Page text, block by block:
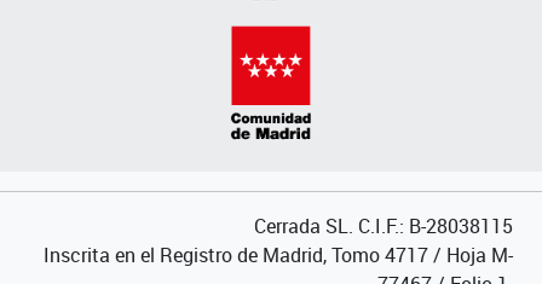
Cerrada SL. C.I.F.: B-28038115
Inscrita en el Registro de Madrid, Tomo 4717 / Hoja M-